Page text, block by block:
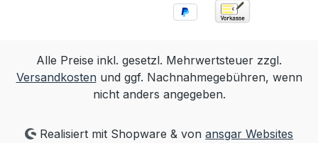
Alle Preise inkl. gesetzl. Mehrwertsteuer zzgl.
Versandkostenund ggf. Nachnahmegebühren, wenn
nicht anders angegeben.
Realisiert mit Shopware & vonansgar Websites